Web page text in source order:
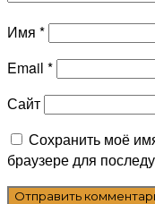
Имя *
Email *
Сайт
Сохранить моё
браузере для